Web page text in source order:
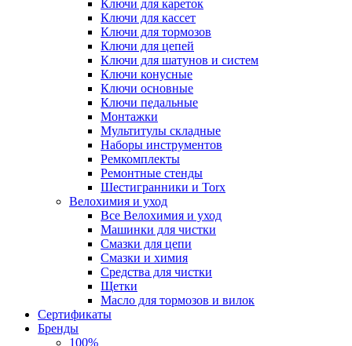
Ключи для кареток
Ключи для кассет
Ключи для тормозов
Ключи для цепей
Ключи для шатунов и систем
Ключи конусные
Ключи основные
Ключи педальные
Монтажки
Мультитулы складные
Наборы инструментов
Ремкомплекты
Ремонтные стенды
Шестигранники и Torx
Велохимия и уход
Все Велохимия и уход
Машинки для чистки
Смазки для цепи
Смазки и химия
Средства для чистки
Щетки
Масло для тормозов и вилок
Сертификаты
Бренды
100%